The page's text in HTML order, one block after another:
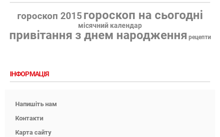
гороскоп 2015 гороскоп на сьогодні
місячний календар
привітання з днем народження рецепти
ІНФОРМАЦІЯ
Напишіть нам
Контакти
Карта сайту